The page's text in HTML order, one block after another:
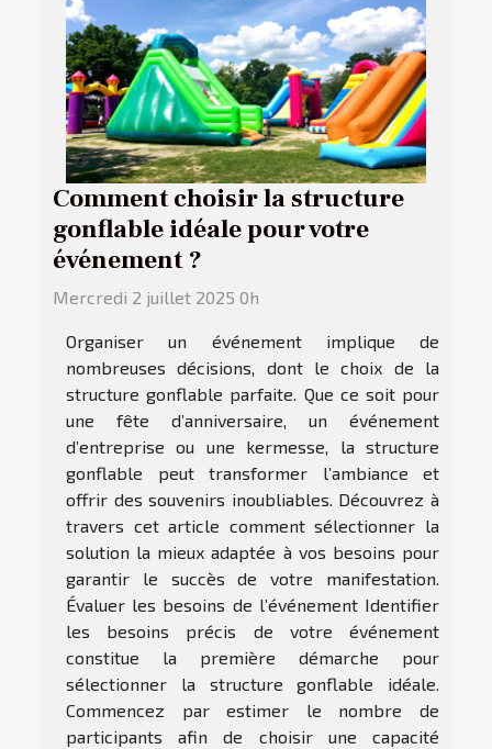
Comment choisir la structure
gonflable idéale pour votre
événement ?
Mercredi 2 juillet 2025 0h
Organiser un événement implique de
nombreuses décisions, dont le choix de la
structure gonflable parfaite. Que ce soit pour
une fête d’anniversaire, un événement
d’entreprise ou une kermesse, la structure
gonflable peut transformer l’ambiance et
offrir des souvenirs inoubliables. Découvrez à
travers cet article comment sélectionner la
solution la mieux adaptée à vos besoins pour
garantir le succès de votre manifestation.
Évaluer les besoins de l’événement Identifier
les besoins précis de votre événement
constitue la première démarche pour
sélectionner la structure gonflable idéale.
Commencez par estimer le nombre de
participants afin de choisir une capacité